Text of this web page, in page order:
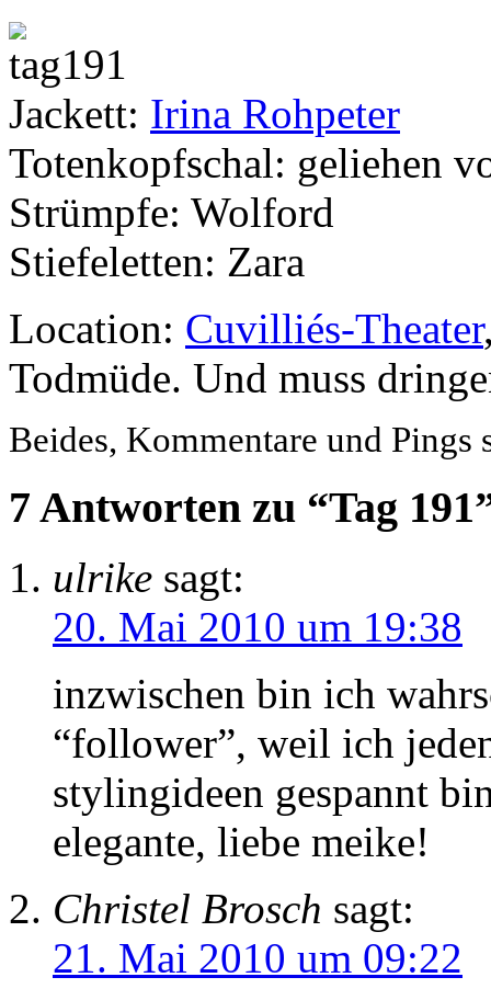
Jackett: Irina Rohpeter
Totenkopfschal: geliehen
Strümpfe: Wolford
Stiefeletten: Zara
Location: Cuvilliés-Theater
Todmüde. Und muss
Beides, Kommentare und Pings
7 Antworten zu “Tag
ulrike sagt:
20. Mai 2010 um 19:38
inzwischen bin ich
“follower”, weil ich
stylingideen gespannt
elegante, liebe meike!
Christel Brosch sagt:
21. Mai 2010 um 09:22